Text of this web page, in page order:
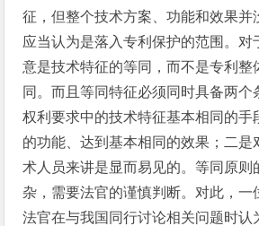
征，但整个技术方案、功能和效果并
应当认为是落入专利保护的范围。对
意是技术特征的等同，而不是专利整
同。而且等同特征必须同时具备两个
权利要求中的技术特征基本相同的手
的功能、达到基本相同的效果；二是
术人员来讲是显而易见的。等同原则
杂，需要法官的谨慎判断。对此，一
法官在与我国同行讨论相关问题时认